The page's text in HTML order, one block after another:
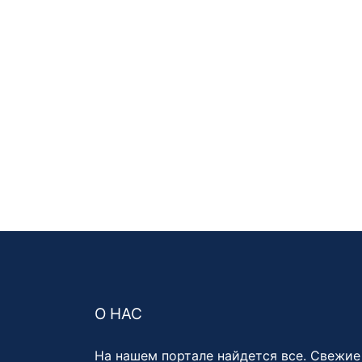
О НАС
На нашем портале найдется все. Свежие